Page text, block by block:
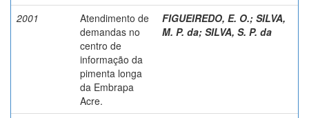
2001
Atendimento de
demandas no
centro de
informação da
pimenta longa
da Embrapa
Acre.
FIGUEIREDO, E. O.; SILVA,
M. P. da; SILVA, S. P. da